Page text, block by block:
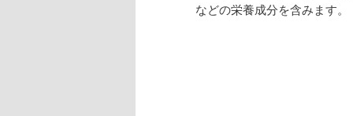
などの栄養成分を含みます